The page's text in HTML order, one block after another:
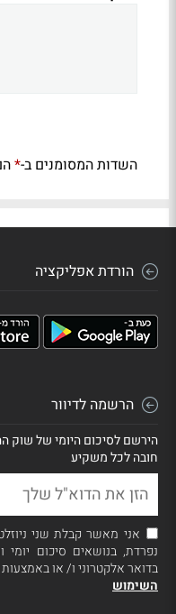
השדות המסומנים ב-*
הורדת אפליקציה
הרשמה לדיוור
הירשם לסיכום היומי של שוק
חובה לכל משקיע
אני מאשר קבלת שני
נפרדת, בנושאים סיכום יומי
בדואר אלקטרוני ו/ או
השימוש